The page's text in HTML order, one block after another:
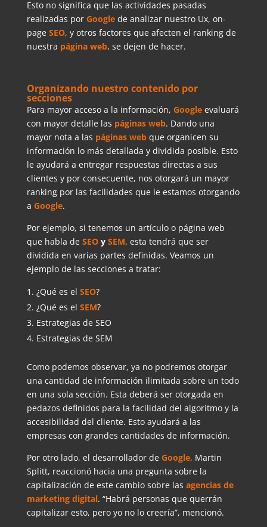
Esto no significa que las actividades pasadas
realizadas por Googlede analizar nuestro Ux, on-
page SEO, y otros factores que afecten el ranking de
nuestra página web, se dejen de hacer.
Organizando nuestro contenido por
secciones
Para mayor acceso a la información, Googleevaluará
con mayor detalle las páginas web. Dando una
mayor nota a las páginas webque organicen su
información lo más detallada y dividida posible. Esto
le ayudará a entregar respuestas directas a sus
clientes y por consecuente, nos otorgará un mayor
ranking por las facilidades que le estamos otorgando
a Google.
Por ejemplo, si tenemos un artículo o página web
que habla de SEOy SEM, esta tendrá que ser
dividida en varias partes definidas. Veamos un
ejemplo de las secciones a tratar:
¿Qué es el SEO?
¿Qué es el SEM?
Estrategias de SEO
Estrategias de SEM
Como podemos observar, ya no podremos otorgar
una cantidad de información ilimitada sobre un todo
en una sola sección. Esta deberá ser otorgada en
pedazos definidos para la facilidad del algoritmo y la
accesibilidad del cliente. Esto ayudará a las
empresas con grandes cantidades de información.
Por otro lado, el desarrollador de Google, Martin
Splitt, reaccionó hacia una pregunta sobre la
capitalización de este cambio sobre las agencias de
marketing digital. “Habrá personas que querrán
capitalizar esto, pero yo no lo creería”, mencionó.